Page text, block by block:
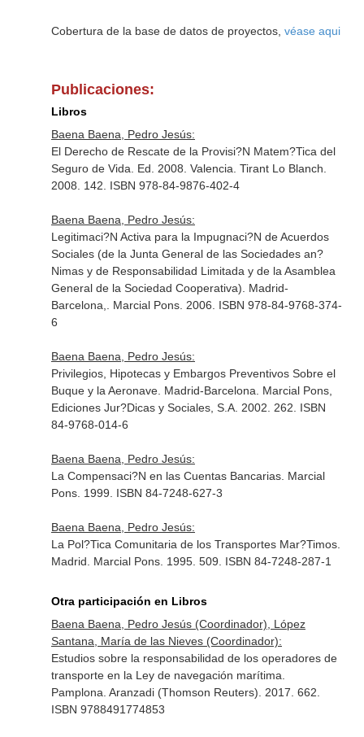
Cobertura de la base de datos de proyectos, véase aqui
Publicaciones:
Libros
Baena Baena, Pedro Jesús:
El Derecho de Rescate de la Provisi?N Matem?Tica del
Seguro de Vida. Ed. 2008. Valencia. Tirant Lo Blanch.
2008. 142. ISBN 978-84-9876-402-4
Baena Baena, Pedro Jesús:
Legitimaci?N Activa para la Impugnaci?N de Acuerdos
Sociales (de la Junta General de las Sociedades an?
Nimas y de Responsabilidad Limitada y de la Asamblea
General de la Sociedad Cooperativa). Madrid-
Barcelona,. Marcial Pons. 2006. ISBN 978-84-9768-374-
6
Baena Baena, Pedro Jesús:
Privilegios, Hipotecas y Embargos Preventivos Sobre el
Buque y la Aeronave. Madrid-Barcelona. Marcial Pons,
Ediciones Jur?Dicas y Sociales, S.A. 2002. 262. ISBN
84-9768-014-6
Baena Baena, Pedro Jesús:
La Compensaci?N en las Cuentas Bancarias. Marcial
Pons. 1999. ISBN 84-7248-627-3
Baena Baena, Pedro Jesús:
La Pol?Tica Comunitaria de los Transportes Mar?Timos.
Madrid. Marcial Pons. 1995. 509. ISBN 84-7248-287-1
Otra participación en Libros
Baena Baena, Pedro Jesús (Coordinador), López
Santana, María de las Nieves (Coordinador):
Estudios sobre la responsabilidad de los operadores de
transporte en la Ley de navegación marítima.
Pamplona. Aranzadi (Thomson Reuters). 2017. 662.
ISBN 9788491774853